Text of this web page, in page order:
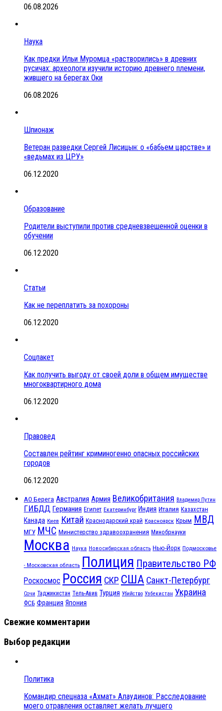
06.08.2026
Наука
Как предки Ильи Муромца «растворились» в древних
русичах: археологи изучили историю древнего племени,
жившего на берегах Оки
06.08.2026
Шпионаж
Ветеран разведки Сергей Лисицын: о «бабьем царстве» и
«ведьмах из ЦРУ»
06.12.2020
Образование
Родители выступили против средневзвешенной оценки в
обучении
06.12.2020
Статьи
Как не переплатить за похороны
06.12.2020
Соцпакет
Как получить выгоду от своей доли в общем имуществе
многоквартирного дома
06.12.2020
Правовед
Составлен рейтинг криминогенно опасных российских
городов
06.12.2020
АО Берега Австралия Армия Великобритания Владимир Путин
ГИБДД Германия Египет Екатеринбург Индия Италия Казахстан
Канада Киев Китай Краснодарский край Красноярск Крым МВД
МГУ МЧС Министерство здравоохранения Минобрнауки
Москва Наука Новосибирская область Нью-Йорк Подмосковье
- Московская область Полиция Правительство РФ
Роскосмос Россия СКР США Санкт-Петербург
Сочи Таджикистан Тель-Авив Турция Убийство Узбекистан Украина
ФСБ Франция Япония
Свежие комментарии
Выбор редакции
Политика
Командир спецназа «Ахмат» Алаудинов: Расследование
моего отравления оставляет желать лучшего